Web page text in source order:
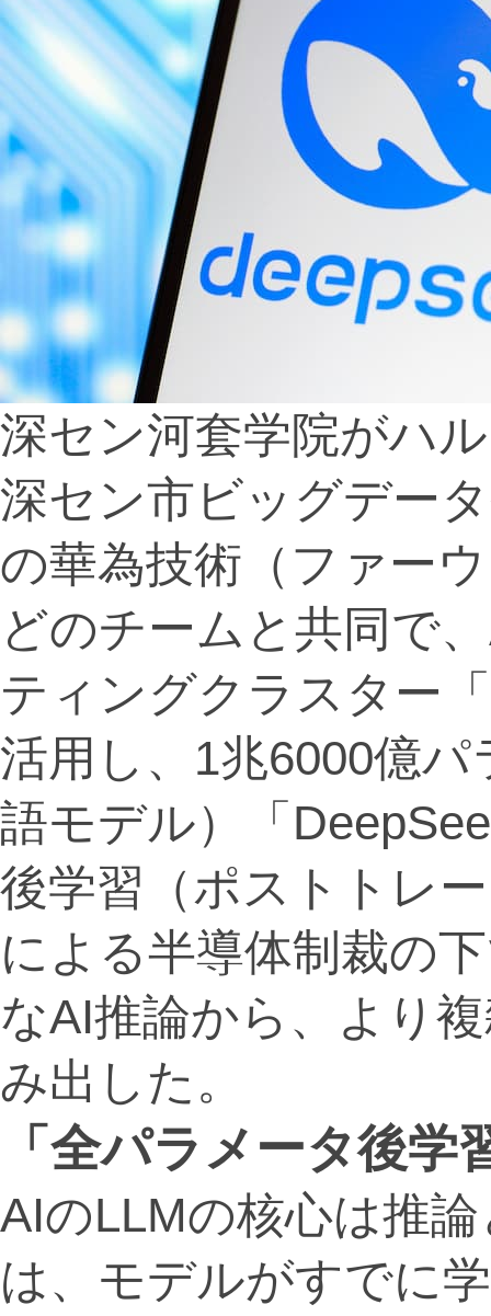
深セン河套学院がハ
深セン市ビッグデー
の華為技術（ファー
どのチームと共同で
ティングクラスター
活用し、1兆6000億
語モデル）「
後学習（ポストトレ
による半導体制裁の
なAI推論から、より
み出した。
「全パラメータ後学
AIのLLMの核心は推
は、モデルがすでに